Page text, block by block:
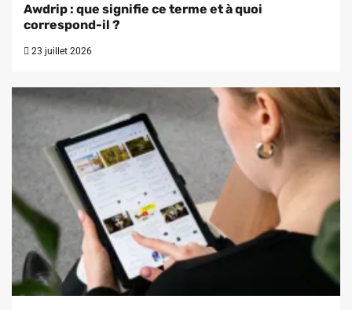
Awdrip : que signifie ce terme et à quoi
correspond-il ?
23 juillet 2026